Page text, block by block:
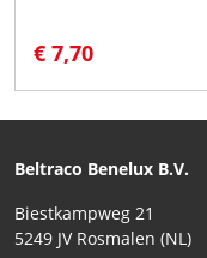
€ 7,70
Beltraco Benelux B.V.
Biestkampweg 21
5249 JV Rosmalen (NL)